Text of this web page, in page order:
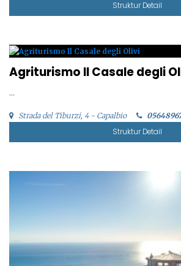
Struktur Detail
Agriturismo Il Casale degli
...
Strada del Tiburzi, 4 - Capalbio
Struktur Detail